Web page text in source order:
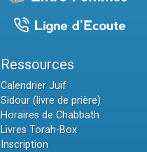
Ressources
Calendrier Juif
Sidour (livre de prière)
Horaires de Chabbath
Livres Torah-Box
Inscription